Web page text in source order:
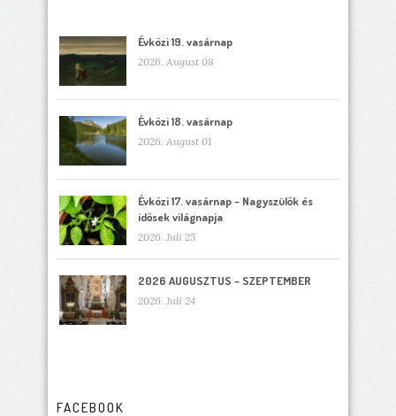
Évközi 19. vasárnap
2026. August 08
Évközi 18. vasárnap
2026. August 01
Évközi 17. vasárnap – Nagyszülők és
idősek világnapja
2026. Juli 25
2026 AUGUSZTUS – SZEPTEMBER
2026. Juli 24
FACEBOOK